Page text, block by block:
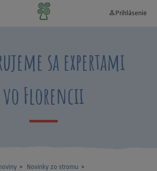
person_outline Prihlásenie
sa expertami
vo Florencii
Novinky zo stromu